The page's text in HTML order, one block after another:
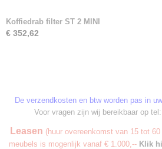
Koffiedrab filter ST 2 MINI
€ 352,62
De verzendkosten en btw worden pas in
Voor vragen zijn wij bereikbaar op tel:
Leasen (huur overeenkomst van 15 tot
meubels is mogenlijk vanaf € 1.000,-- Klik